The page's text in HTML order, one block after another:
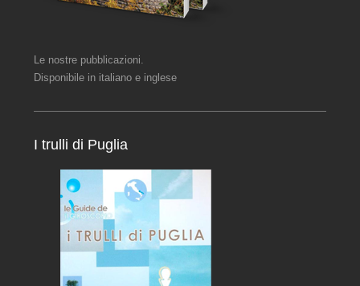
Le nostre pubblicazioni.
Disponibile in italiano e inglese
I trulli di Puglia